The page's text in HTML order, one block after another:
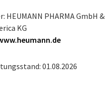
HEUMANN PHARMA GmbH &
KG
01.08.2026